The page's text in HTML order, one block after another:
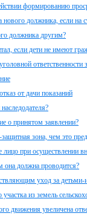
формированию
должника, если на
должника другим?
если дети не имеют
ответственности
от дачи показаний
о принятом заявлении?
зона, чем это
при осуществлении
она должна проводится?
уход за детьми-
из земель
движения увеличена